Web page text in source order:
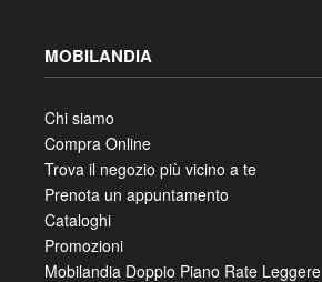
MOBILANDIA
Chi siamo
Compra Online
Trova il negozio più vicino a te
Prenota un appuntamento
Cataloghi
Promozioni
Mobilandia Doppio Piano Rate Leggere